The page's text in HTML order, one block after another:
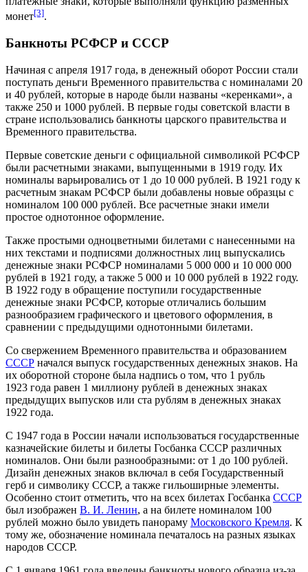
монет[3].
Банкноты РСФСР и СССР
Начиная с апреля 1917 года, в денежный оборот России стали
поступать деньги Временного правительства с номиналами 20
и 40 рублей, которые в народе были названы «керенками», а
также 250 и 1000 рублей. В первые годы советской власти в
стране использовались банкноты царского правительства и
Временного правительства.
Первые советские деньги с официальной символикой РСФСР
были расчетными знаками, выпущенными в 1919 году. Их
номиналы варьировались от 1 до 10 000 рублей. В 1921 году к
расчетным знакам РСФСР были добавлены новые образцы с
номиналом 100 000 рублей. Все расчетные знаки имели
простое однотонное оформление.
Также простыми одноцветными билетами с нанесенными на
них текстами и подписями должностных лиц выпускались
денежные знаки РСФСР номиналами 5 000 000 и 10 000 000
рублей в 1921 году, а также 5 000 и 10 000 рублей в 1922 году.
В 1922 году в обращение поступили государственные
денежные знаки РСФСР, которые отличались большим
разнообразием графического и цветового оформления, в
сравнении с предыдущими однотонными билетами.
Со свержением Временного правительства и образованием
СССР начался выпуск государственных денежных знаков. На
их оборотной стороне была надпись о том, что 1 рубль
1923 года равен 1 миллиону рублей в денежных знаках
предыдущих выпусков или ста рублям в денежных знаках
1922 года.
С 1947 года в России начали использоваться государственные
казначейские билеты и билеты Госбанка СССР различных
номиналов. Они были разнообразными: от 1 до 100 рублей.
Дизайн денежных знаков включал в себя Государственный
герб и символику СССР, а также гильоширные элементы.
Особенно стоит отметить, что на всех билетах Госбанка СССР
был изображен В. И. Ленин, а на билете номиналом 100
рублей можно было увидеть панораму Московского Кремля. К
тому же, обозначение номинала печаталось на разных языках
народов СССР.